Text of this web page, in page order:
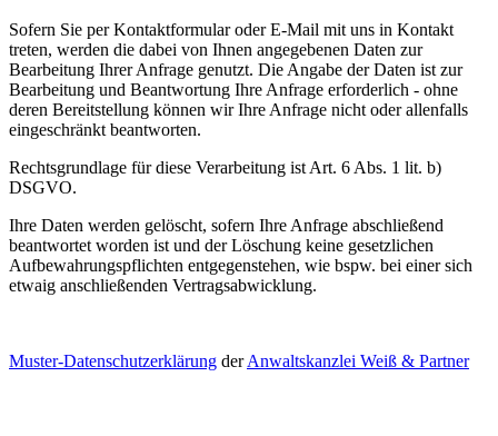
Sofern Sie per Kontaktformular oder E-Mail mit uns in Kontakt
treten, werden die dabei von Ihnen angegebenen Daten zur
Bearbeitung Ihrer Anfrage genutzt. Die Angabe der Daten ist zur
Bearbeitung und Beantwortung Ihre Anfrage erforderlich - ohne
deren Bereitstellung können wir Ihre Anfrage nicht oder allenfalls
eingeschränkt beantworten.
Rechtsgrundlage für diese Verarbeitung ist Art. 6 Abs. 1 lit. b)
DSGVO.
Ihre Daten werden gelöscht, sofern Ihre Anfrage abschließend
beantwortet worden ist und der Löschung keine gesetzlichen
Aufbewahrungspflichten entgegenstehen, wie bspw. bei einer sich
etwaig anschließenden Vertragsabwicklung.
Muster-Datenschutzerklärung derAnwaltskanzlei Weiß & Partner